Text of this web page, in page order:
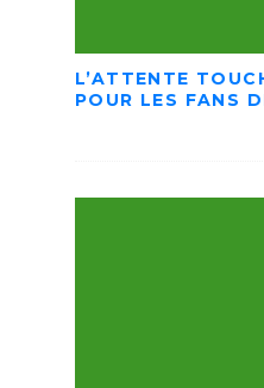
L’ATTENTE
POUR LES FANS